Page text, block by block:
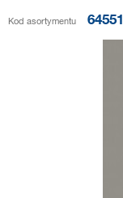
Kod asortymentu 64551